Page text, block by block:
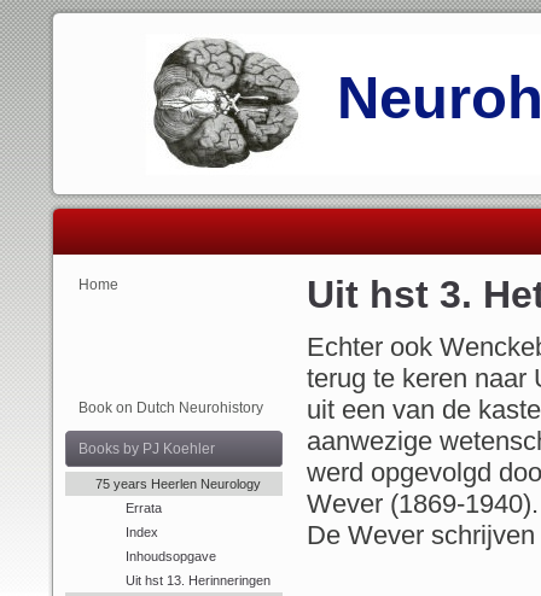
Home
Book on Dutch Neurohistory
Books by PJ Koehler
75 years Heerlen Neurology
Errata
Index
Inhoudsopgave
Uit hst 13. Herinneringen
Uit hst 3.
Echter ook
terug te keren naar
uit een van de
aanwezige
werd opgevolgd
Wever (1869-
De Wever